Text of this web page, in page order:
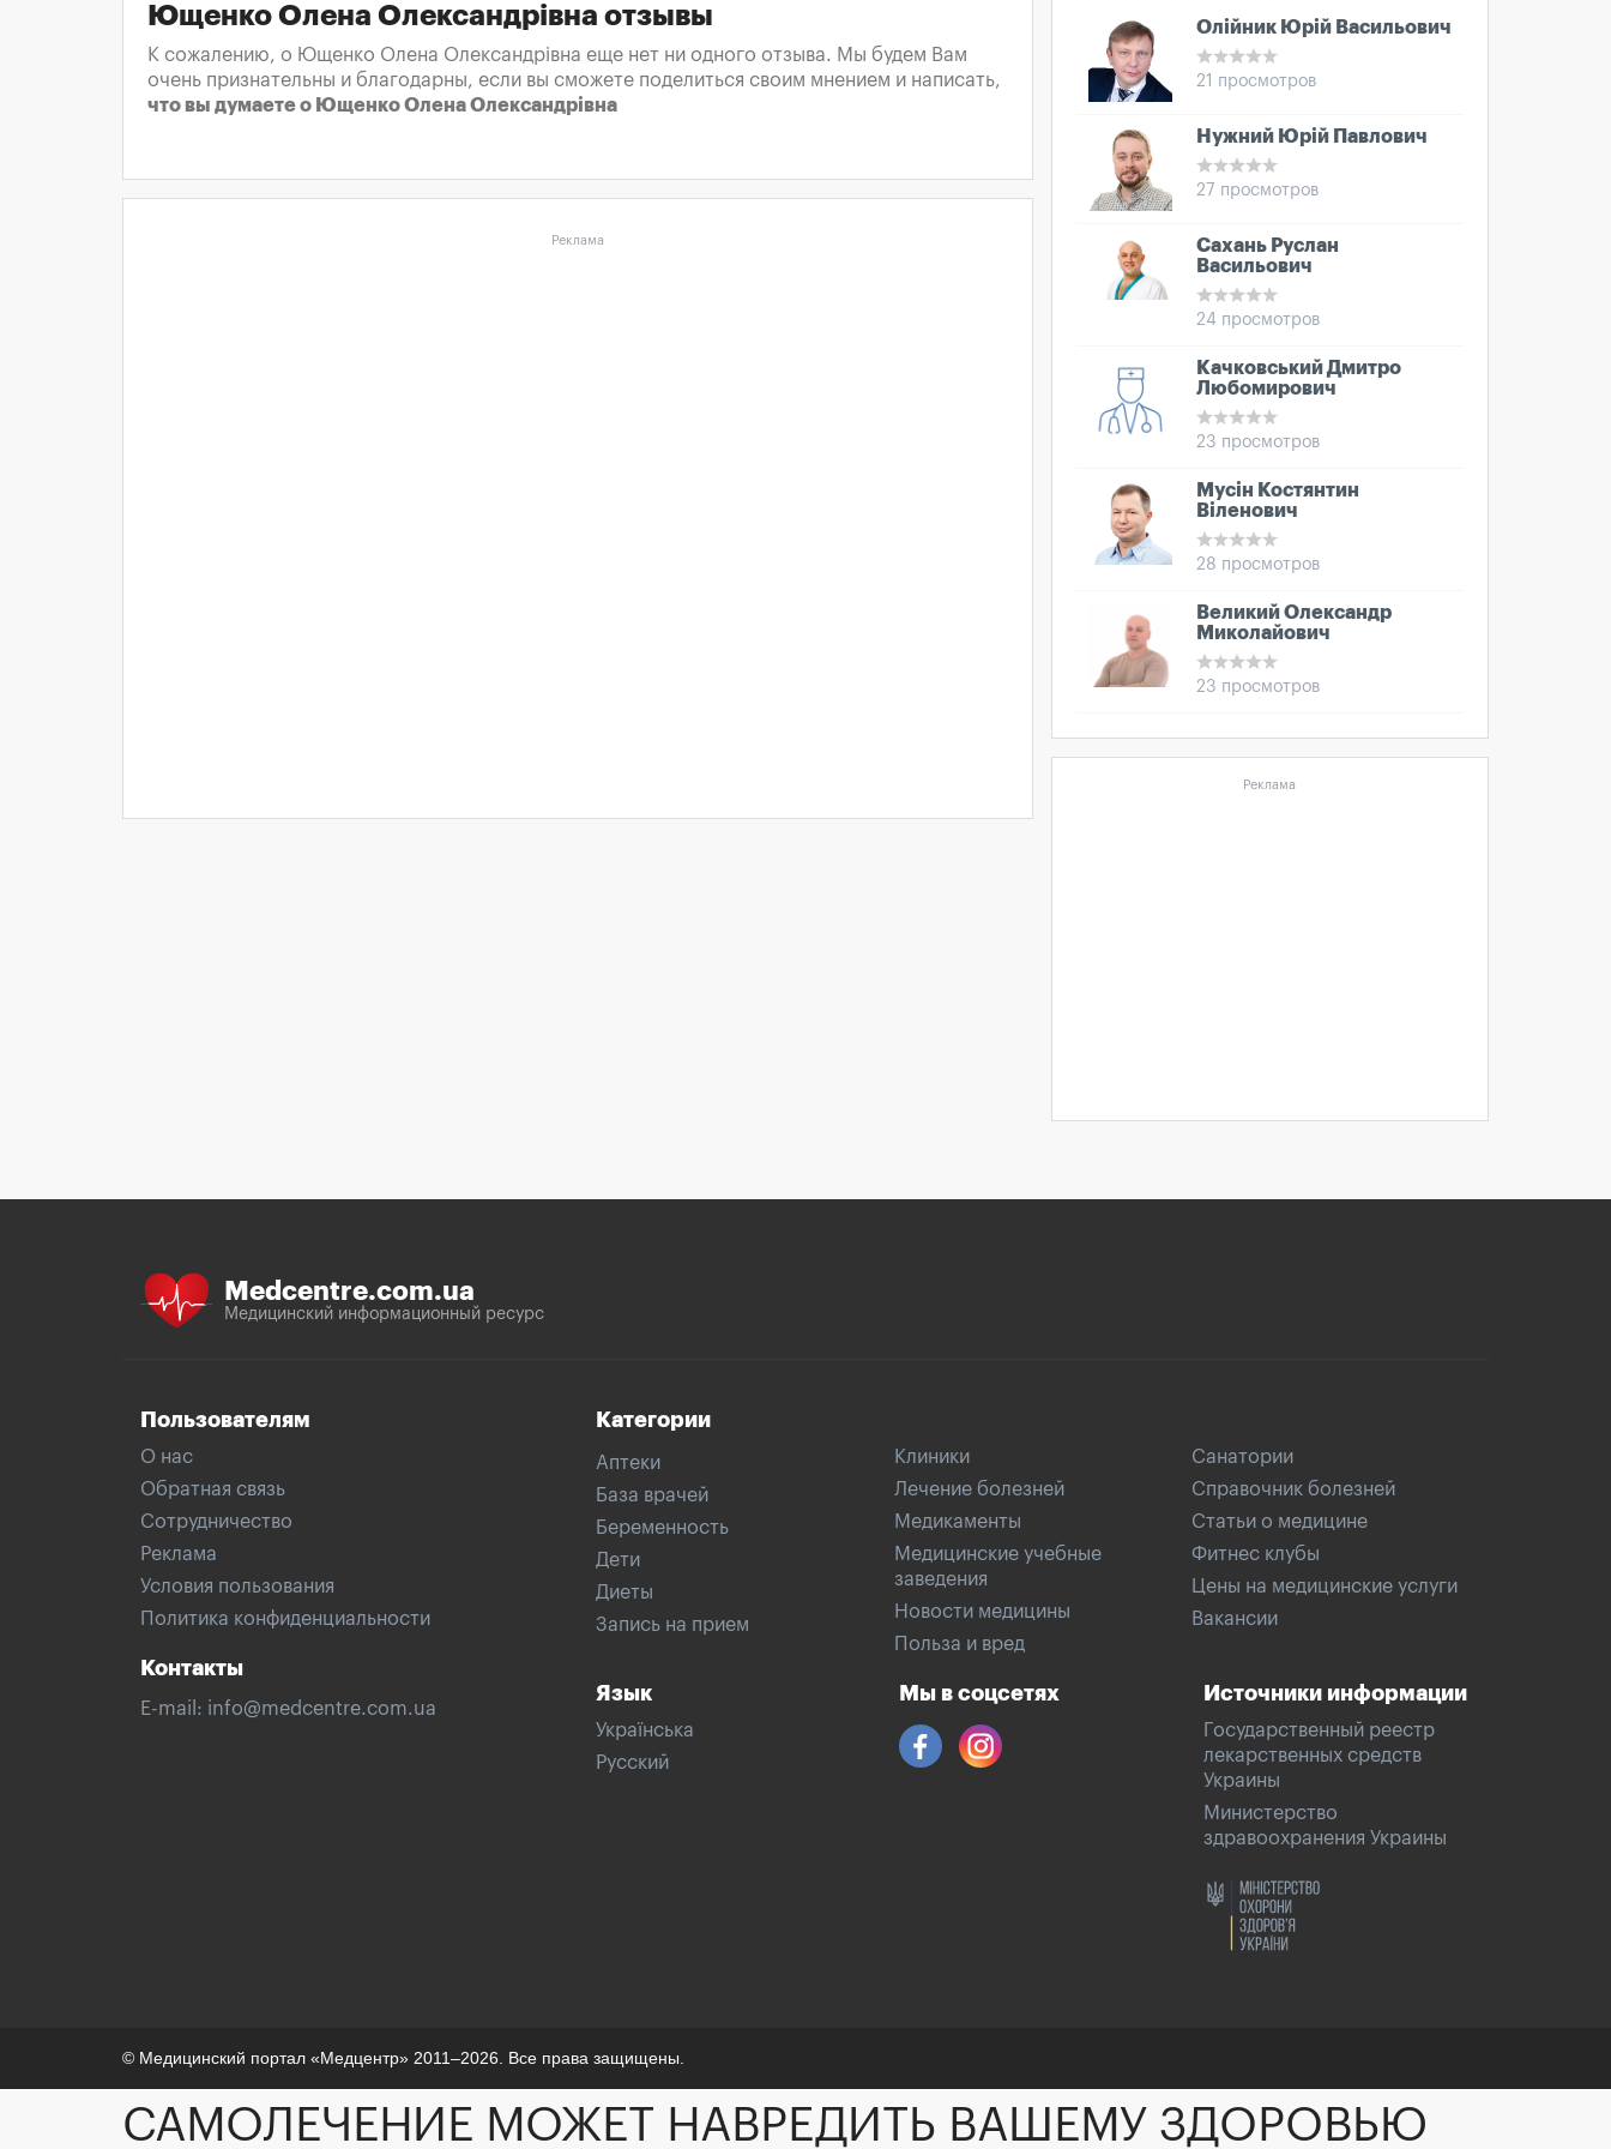
Ющенко Олена Олександрівна отзывы
К сожалению, о Ющенко Олена Олександрівна еще нет ни одного отзыва. Мы будем Вам
очень признательны и благодарны, если вы сможете поделиться своим мнением и написать,
что вы думаете о Ющенко Олена Олександрівна
Реклама
Олійник Юрій Васильович
21 просмотров
Нужний Юрій Павлович
27 просмотров
Сахань Руслан
Васильович
24 просмотров
Качковський Дмитро
Любомирович
23 просмотров
Мусін Костянтин
Віленович
28 просмотров
Великий Олександр
Миколайович
23 просмотров
Реклама
Medcentre.com.ua
Медицинский информационный ресурс
Пользователям
О нас
Обратная связь
Сотрудничество
Реклама
Условия пользования
Политика конфиденциальности
Контакты
E-mail: info@medcentre.com.ua
Категории
Аптеки
База врачей
Беременность
Дети
Диеты
Запись на прием
Клиники
Лечение болезней
Медикаменты
Медицинские учебные
заведения
Новости медицины
Польза и вред
Санатории
Справочник болезней
Статьи о медицине
Фитнес клубы
Цены на медицинские услуги
Вакансии
Язык
Українська
Русский
Мы в соцсетях Источники информации
Государственный реестр
лекарственных средств
Украины
Министерство
здравоохранения Украины
© Медицинский портал «Медцентр» 2011–2026. Все права защищены.
САМОЛЕЧЕНИЕ МОЖЕТ НАВРЕДИТЬ ВАШЕМУ ЗДОРОВЬЮ